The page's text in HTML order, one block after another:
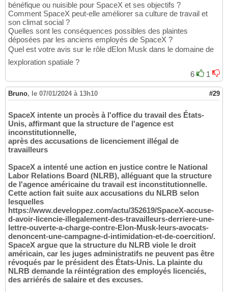
bénéfique ou nuisible pour SpaceX et ses objectifs ?
Comment SpaceX peut-elle améliorer sa culture de travail et
son climat social ?
Quelles sont les conséquences possibles des plaintes
déposées par les anciens employés de SpaceX ?
Quel est votre avis sur le rôle dElon Musk dans le domaine de
lexploration spatiale ?
6
1
Bruno, le 07/01/2024 à 13h10 #29
SpaceX intente un procès à l'office du travail des États-
Unis, affirmant que la structure de l'agence est
inconstitutionnelle,
après des accusations de licenciement illégal de
travailleurs
SpaceX a intenté une action en justice contre le National
Labor Relations Board (NLRB), alléguant que la structure
de l'agence américaine du travail est inconstitutionnelle.
Cette action fait suite aux accusations du NLRB selon
lesquelles
https://www.developpez.com/actu/352619/SpaceX-accuse-
d-avoir-licencie-illegalement-des-travailleurs-derriere-une-
lettre-ouverte-a-charge-contre-Elon-Musk-leurs-avocats-
denoncent-une-campagne-d-intimidation-et-de-coercition/.
SpaceX argue que la structure du NLRB viole le droit
américain, car les juges administratifs ne peuvent pas être
révoqués par le président des États-Unis. La plainte du
NLRB demande la réintégration des employés licenciés,
des arriérés de salaire et des excuses.